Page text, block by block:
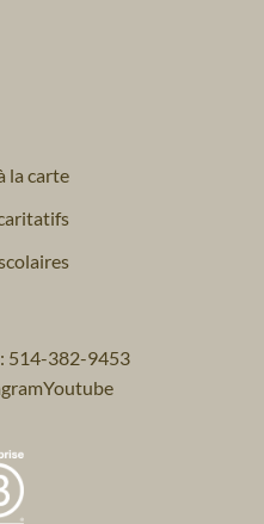
la carte
514-382-9453
Youtube